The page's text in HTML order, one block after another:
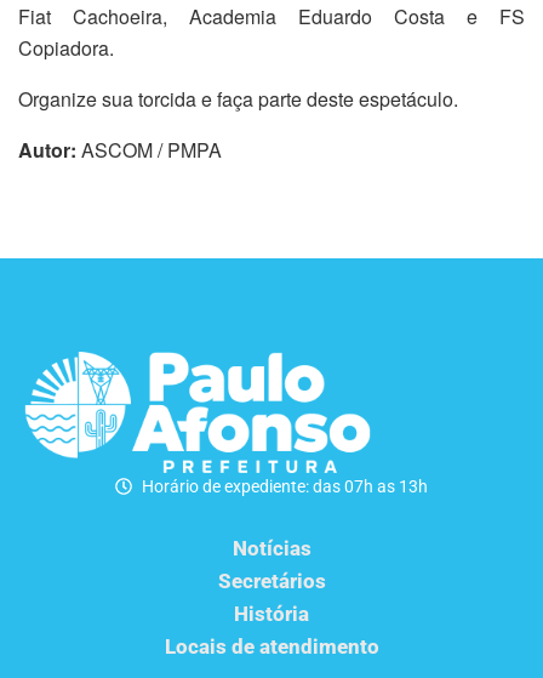
Fiat Cachoeira, Academia Eduardo Costa e FS
Copiadora.
Organize sua torcida e faça parte deste espetáculo.
Autor: ASCOM / PMPA
Horário de expediente: das 07h as 13h
Notícias
Secretários
História
Locais de atendimento